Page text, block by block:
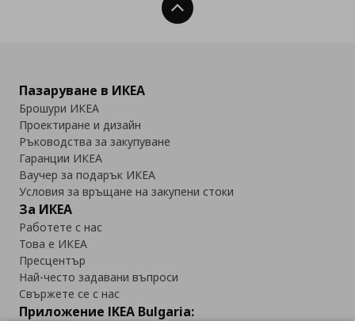
Нагоре
Пазаруване в ИКЕА
Брошури ИКЕА
Проектиране и дизайн
Ръководства за закупуване
Гаранции ИКЕА
Ваучер за подарък ИКЕА
Условия за връщане на закупени стоки
За ИКЕА
Работете с нас
Това е ИКЕА
Пресцентър
Най-често задавани въпроси
Свържете се с нас
Приложение IKEA Bulgaria: